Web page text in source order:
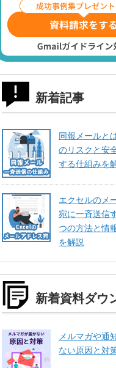
新着記事
同報メールと
のリスクと安
する仕組みを
エクセルのメ
宛に一斉送信
つの方法と情
を解説
新着資料ダウ
メルマガや通
ない原因と対